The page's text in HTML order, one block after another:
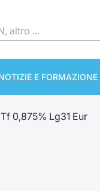
E FORMAZIONE
0,875% Lg31 Eur